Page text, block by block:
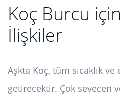
Koç Burcu
İlişkiler
Aşkta Koç, tüm sıcaklık
getirecektir. Çok sevecen